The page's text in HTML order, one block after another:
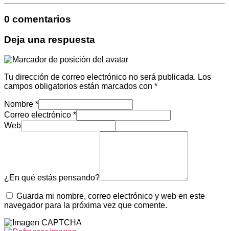
0 comentarios
Deja una respuesta
Tu dirección de correo electrónico no será publicada. Los
campos obligatorios están marcados con *
Nombre *
Correo electrónico *
Web
¿En qué estás pensando?
Guarda mi nombre, correo electrónico y web en este
navegador para la próxima vez que comente.